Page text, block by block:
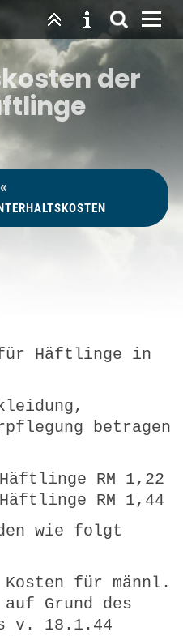
der
«
Häftlinge in
betragen
RM 1,22
RM 1,44
wie folgt
für männl.
Grund des
v. 18.1.44